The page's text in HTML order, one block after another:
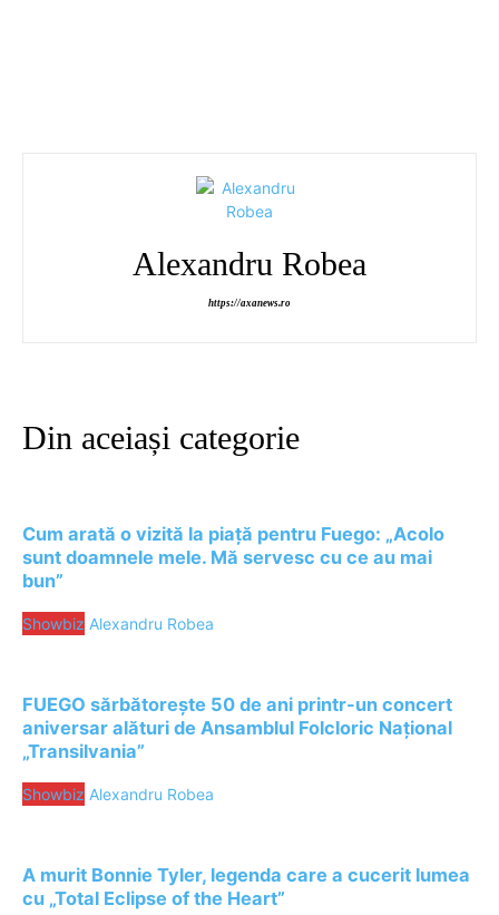
Alexandru Robea
https://axanews.ro
Din aceiași categorie
Cum arată o vizită la piață pentru Fuego: „Acolo
sunt doamnele mele. Mă servesc cu ce au mai
bun”
Showbiz Alexandru Robea
FUEGO sărbătorește 50 de ani printr-un concert
aniversar alături de Ansamblul Folcloric Național
„Transilvania”
Showbiz Alexandru Robea
A murit Bonnie Tyler, legenda care a cucerit lumea
cu „Total Eclipse of the Heart”